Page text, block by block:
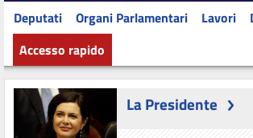
Deputati Organi Parlamentari Lavori
Accesso rapido
La Presidente